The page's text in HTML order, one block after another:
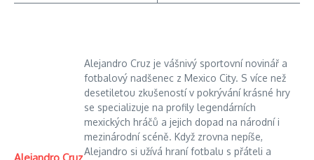
Alejandro Cruz je vášnivý sportovní novinář a
fotbalový nadšenec z Mexico City. S více než
desetiletou zkušeností v pokrývání krásné hry
se specializuje na profily legendárních
mexických hráčů a jejich dopad na národní i
mezinárodní scéně. Když zrovna nepíše,
Alejandro si užívá hraní fotbalu s přáteli a